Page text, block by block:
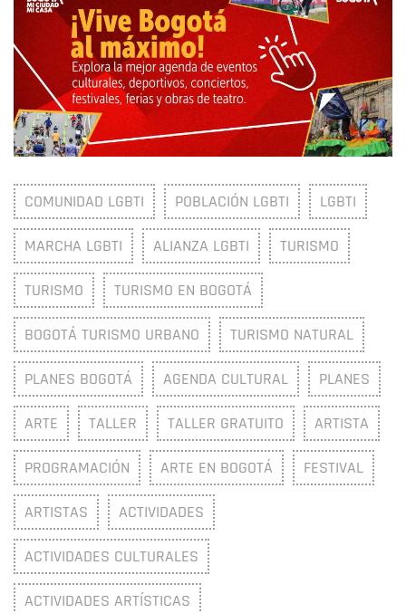
COMUNIDAD LGBTI POBLACIÓN LGBTI LGBTI
MARCHA LGBTI ALIANZA LGBTI TURISMO
TURISMO TURISMO EN BOGOTÁ
BOGOTÁ TURISMO URBANO TURISMO NATURAL
PLANES BOGOTÁ AGENDA CULTURAL PLANES
ARTE TALLER TALLER GRATUITO ARTISTA
PROGRAMACIÓN ARTE EN BOGOTÁ FESTIVAL
ARTISTAS ACTIVIDADES
ACTIVIDADES CULTURALES
ACTIVIDADES ARTÍSTICAS